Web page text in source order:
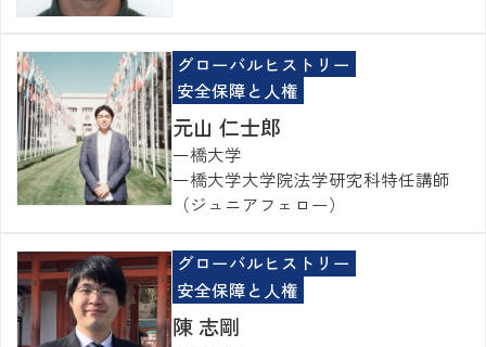
グローバルヒストリー
安全保障と人権
元山 仁士郎
一橋大学
一橋大学大学院法学研究科特任講師
（ジュニアフェロー）
グローバルヒストリー
安全保障と人権
陳 志剛